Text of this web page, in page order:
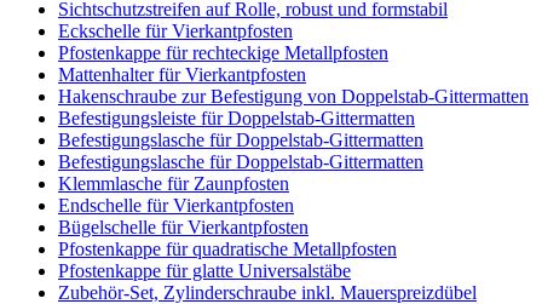
Sichtschutzstreifen auf Rolle, robust und formstabil
Eckschelle für Vierkantpfosten
Pfostenkappe für rechteckige Metallpfosten
Mattenhalter für Vierkantpfosten
Hakenschraube zur Befestigung von Doppelstab-Gittermatten
Befestigungsleiste für Doppelstab-Gittermatten
Befestigungslasche für Doppelstab-Gittermatten
Befestigungslasche für Doppelstab-Gittermatten
Klemmlasche für Zaunpfosten
Endschelle für Vierkantpfosten
Bügelschelle für Vierkantpfosten
Pfostenkappe für quadratische Metallpfosten
Pfostenkappe für glatte Universalstäbe
Zubehör-Set, Zylinderschraube inkl. Mauerspreizdübel